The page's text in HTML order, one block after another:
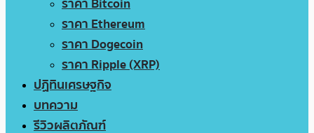
ราคา Ethereum
ราคา Dogecoin
ราคา Ripple (XRP)
ปฏิทินเศรษฐกิจ
บทความ
รีวิวผลิตภัณฑ์